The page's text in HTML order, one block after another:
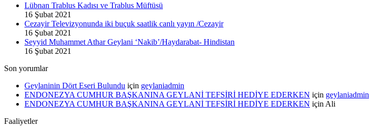
Lübnan Trablus Kadısı ve Trablus Müftüsü
16 Şubat 2021
Cezayir Televizyonunda iki buçuk saatlik canlı yayın /Cezayir
16 Şubat 2021
Seyyid Muhammet Athar Geylani ‘Nakib’/Haydarabat- Hindistan
16 Şubat 2021
Son yorumlar
Geylaninin Dört Eseri Bulundu için geylaniadmin
ENDONEZYA CUMHUR BAŞKANINA GEYLANİ TEFSİRİ HEDİYE EDERKEN için geylaniadmin
ENDONEZYA CUMHUR BAŞKANINA GEYLANİ TEFSİRİ HEDİYE EDERKEN için Ali
Faaliyetler